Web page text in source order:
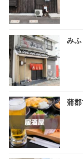
みふ
蒲